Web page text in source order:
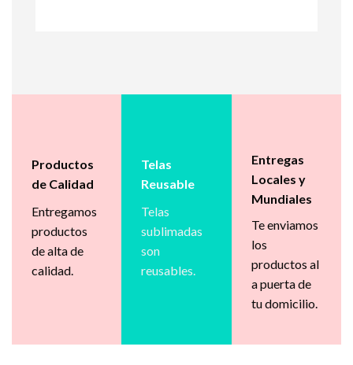
Productos
de Calidad
Entregamos
productos
de alta de
calidad.
Telas
Reusable
Telas
sublimadas
son
reusables.
Entregas
Locales y
Mundiales
Te enviamos
los
productos al
a puerta de
tu domicilio.